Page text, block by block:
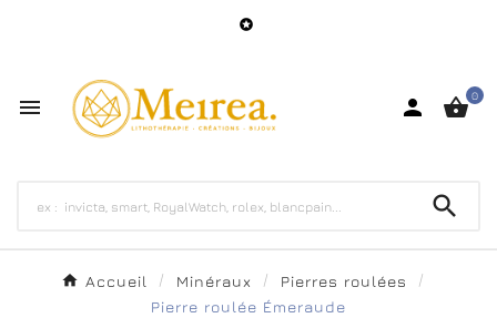

  0

Accueil Minéraux
Pierres roulées
Pierre roulée Émeraude